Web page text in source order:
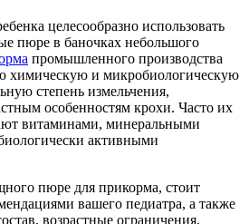
целесообразно использовать
пюре в баночках небольшого
промышленного производства
химическую и микробиологическую
степень измельчения,
особенностям крохи. Часто их
витаминами, минеральными
активными
пюре для прикорма, стоит
вашего педиатра, а также
возрастные ограничения,